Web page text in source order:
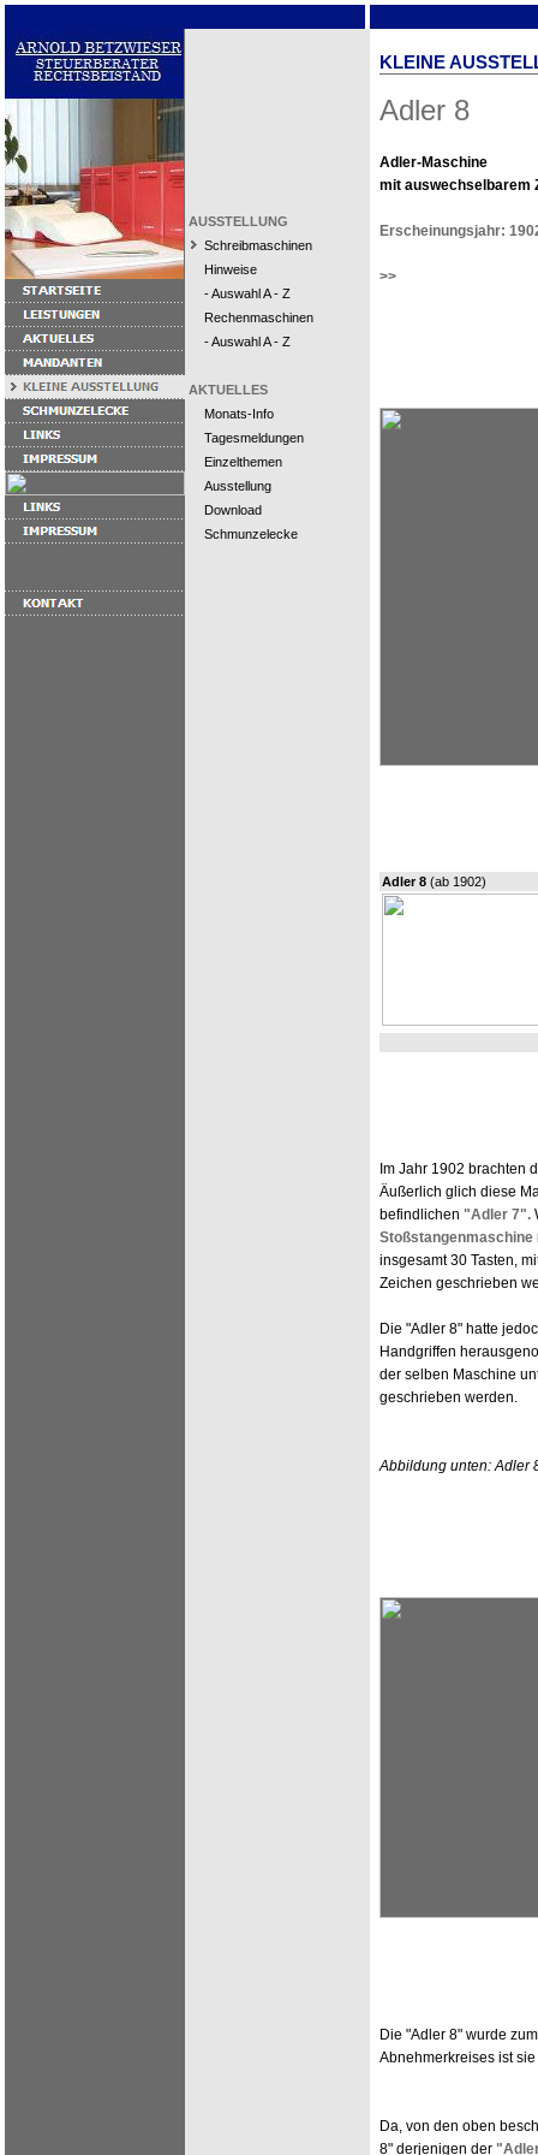
AUSSTELLUNG
Schreibmaschinen
Hinweise
- Auswahl A - Z
Rechenmaschinen
- Auswahl A - Z
AKTUELLES
Monats-Info
Tagesmeldungen
Einzelthemen
Ausstellung
Download
Schmunzelecke
KLEINE
Adler 8
Adler-Maschine
mit auswechselbarem
Erscheinungsjahr:
>>
Adler 8 (ab 1902)
Im Jahr 1902 brachten
Äußerlich glich diese
befindlichen "Adler 7".
Stoßstangenmaschine
insgesamt 30 Tasten,
Zeichen geschrieben
Die "Adler 8" hatte
Handgriffen
der selben Maschine
geschrieben werden.
Abbildung unten: Adler
Die "Adler 8" wurde
Abnehmerkreises ist
Da, von den oben
8" derjenigen der